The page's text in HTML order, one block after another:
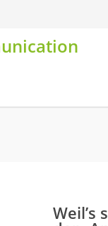
Weil’s